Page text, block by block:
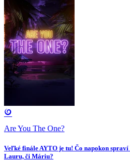
Are You The One?
Veľké finále AYTO je tu! Čo napokon
Lauru, či Máriu?